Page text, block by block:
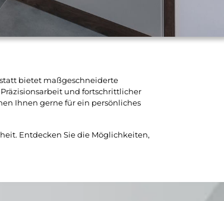
bietet maßgeschneiderte
und fortschrittlicher
Ihnen gerne für ein persönliches
Entdecken Sie die Möglichkeiten,